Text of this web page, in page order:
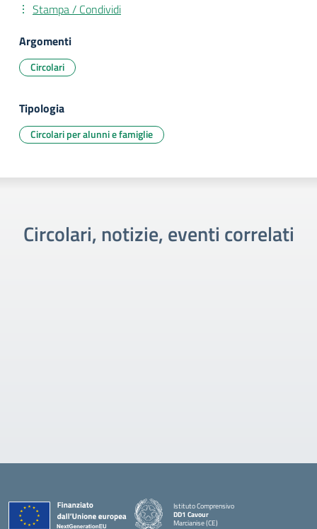
Stampa / Condividi
Argomenti
Circolari
Tipologia
Circolari per alunni e famiglie
Circolari, notizie, eventi correlati
Istituto Comprensivo
DD1 Cavour
Marcianise (CE)